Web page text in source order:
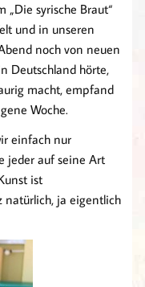
„Die syrische Braut“
und in unseren
noch von neuen
Deutschland hörte,
macht, empfand
Woche.
einfach nur
jeder auf seine Art
ist
natürlich, ja eigentlich